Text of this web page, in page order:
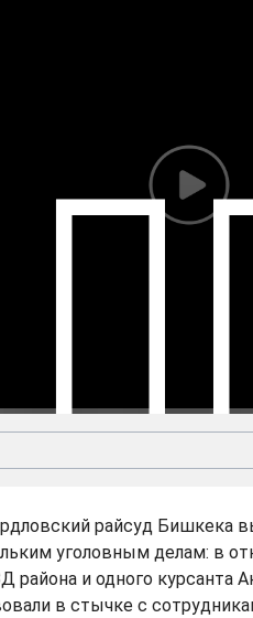
райсуд Бишкека
уголовным делам: в
района и одного курсанта
в стычке с